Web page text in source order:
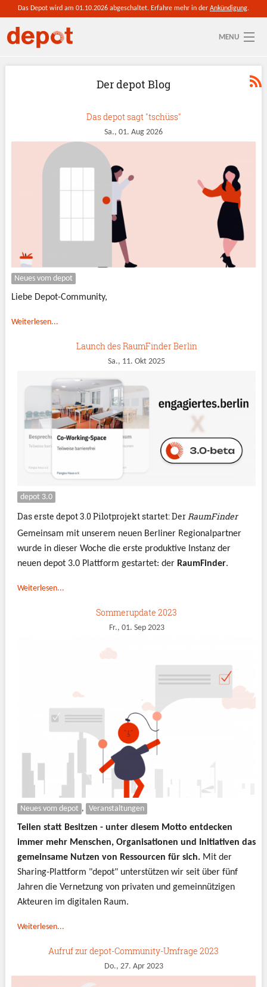
Direkt zum Inhalt
Das Depot wird am 01.10.2026 abgeschaltet. Erfahre mehr in der Ankündigung.
MENU
Partner werden
Sie sind hier
Der depot Blog
Das depot sagt "tschüss"
Sa., 01. Aug 2026
Neues vom depot
Liebe Depot-Community,
Weiterlesen...
Launch des RaumFinder Berlin
Sa., 11. Okt 2025
depot 3.0
Das erste depot 3.0 Pilotprojekt startet: DerRaumFinder
Gemeinsam mit unserem neuen Berliner Regionalpartner
wurde in dieser Woche die erste produktive Instanz der
neuen depot 3.0 Plattform gestartet: der RaumFinder.
Weiterlesen...
Sommerupdate 2023
Fr., 01. Sep 2023
Neues vom depot , Veranstaltungen
Teilen statt Besitzen - unter diesem Motto entdecken
immer mehr Menschen, Organisationen und Initiativen das
gemeinsame Nutzen von Ressourcen für sich. Mit der
Sharing-Plattform "depot" unterstützen wir seit über fünf
Jahren die Vernetzung von privaten und gemeinnützigen
Akteuren im digitalen Raum.
Weiterlesen...
Aufruf zur depot-Community-Umfrage 2023
Do., 27. Apr 2023